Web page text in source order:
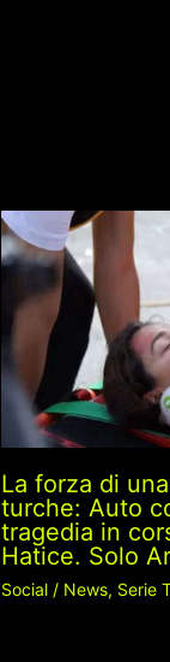
La forza di
turche: Auto
tragedia in
Hatice. Solo
Social / News, Serie